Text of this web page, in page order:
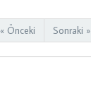
« Önceki Sonraki »